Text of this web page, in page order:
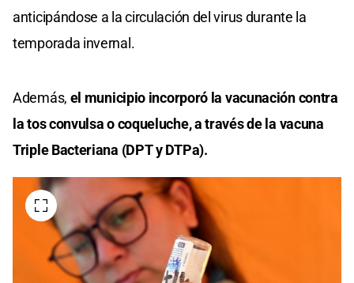
anticipándose a la circulación del virus durante la
temporada invernal.
Además, el municipio incorporó la vacunación contra
la tos convulsa o coqueluche, a través de la vacuna
Triple Bacteriana (DPT y DTPa).